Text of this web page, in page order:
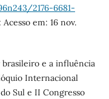
2176-6681-
em: 16 nov.
brasileiro e a influência
Internacional
Sul e II Congresso